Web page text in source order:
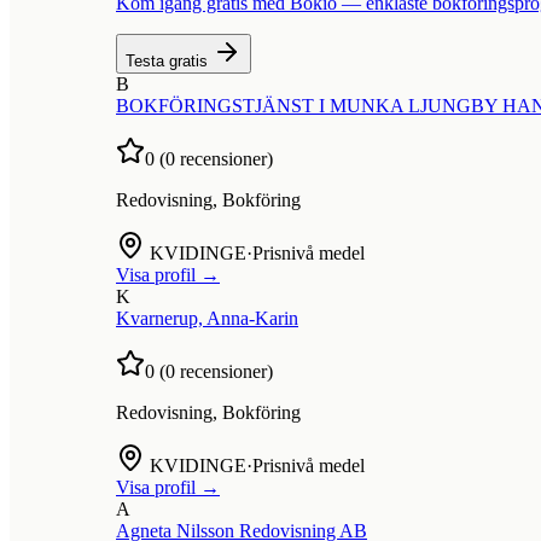
Testa gratis
B
BOKFÖRINGSTJÄNST I MUNKA LJUNGBY
0 (0 recensioner)
Redovisning, Bokföring
KVIDINGE·Prisnivå medel
Visa profil →
K
Kvarnerup, Anna-Karin
0 (0 recensioner)
Redovisning, Bokföring
KVIDINGE·Prisnivå medel
Visa profil →
A
Agneta Nilsson Redovisning AB